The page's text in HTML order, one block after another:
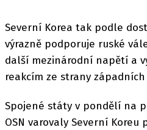
Severní Korea tak podle
výrazně podporuje ruské
další mezinárodní napětí a
reakcím ze strany
Spojené státy v pondělí na
OSN varovaly Severní Koreu